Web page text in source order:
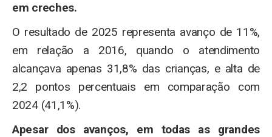
em creches.
O resultado de 2025 representa avanço de 11%,
em relação a 2016, quando o atendimento
alcançava apenas 31,8% das crianças, e alta de
2,2 pontos percentuais em comparação com
2024 (41,1%).
Apesar dos avanços, em todas as grandes